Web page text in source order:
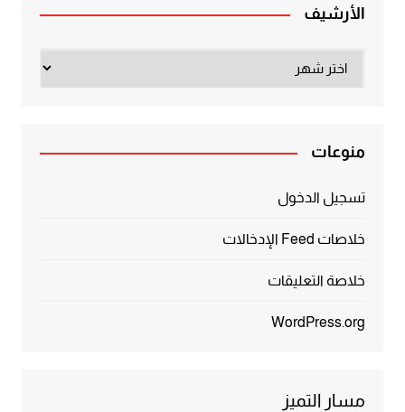
الأرشيف
منوعات
تسجيل الدخول
خلاصات Feed الإدخالات
خلاصة التعليقات
WordPress.org
مسار التميز